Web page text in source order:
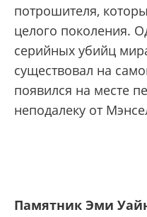
потрошителя,
целого поколения.
серийных убийц
существовал на
появился на месте
неподалеку от
Памятник Эми